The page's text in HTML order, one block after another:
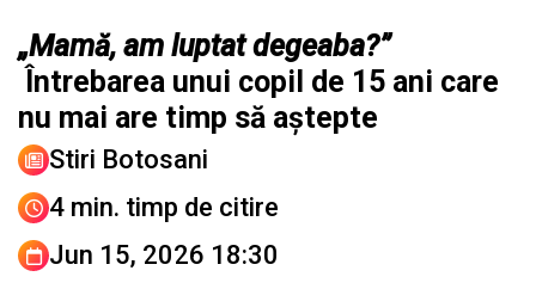
„Mamă, am luptat degeaba?”
Întrebarea unui copil de 15 ani care
nu mai are timp să aștepte
Stiri Botosani
4 min. timp de citire
Jun 15, 2026 18:30